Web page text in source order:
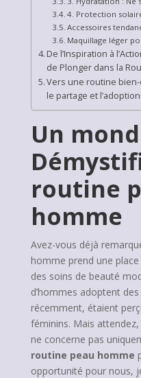
4. Protection
Accessoires
Maquillage léger
De l’Inspiration à
de Plonger dans la
Vers une routine
le partage et l’adoption
Un
routine
homme
Avez-vous déjà
homme prend une
des soins de beauté
d’hommes adoptent
récemment, étaient
féminins. Mais
ne concerne pas
routine peau homme
opportunité pour nous,